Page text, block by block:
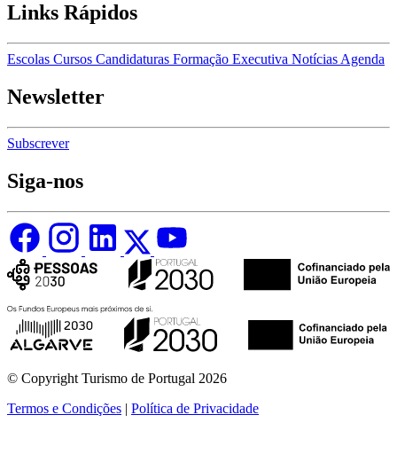
Links Rápidos
Escolas Cursos Candidaturas Formação Executiva Notícias Agenda
Newsletter
Subscrever
Siga-nos
© Copyright Turismo de Portugal 2026
Termos e Condições | Política de Privacidade